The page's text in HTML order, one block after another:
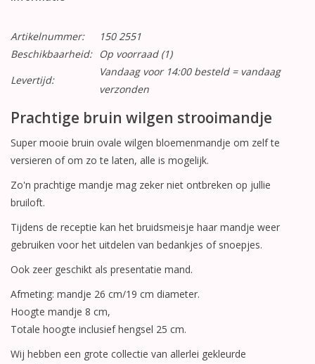
Artikelnummer:
150 2551
Beschikbaarheid:
Op voorraad(1)
Levertijd:
Vandaag voor 14:00 besteld = vandaag
verzonden
Prachtige bruin wilgen strooimandje
Super mooie bruin ovale wilgen bloemenmandje om zelf te
versieren of om zo te laten, alle is mogelijk.
Zo'n prachtige mandje mag zeker niet ontbreken op jullie
bruiloft.
Tijdens de receptie kan het bruidsmeisje haar mandje weer
gebruiken voor het uitdelen van bedankjes of snoepjes.
Ook zeer geschikt als presentatie mand.
Afmeting: mandje 26 cm/19 cm diameter.
Hoogte mandje 8 cm,
Totale hoogte inclusief hengsel 25 cm.
Wij hebben een grote collectie van allerlei gekleurde